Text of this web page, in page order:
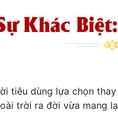
Khác
tiêu dùng lựa chọn
trời ra đời vừa